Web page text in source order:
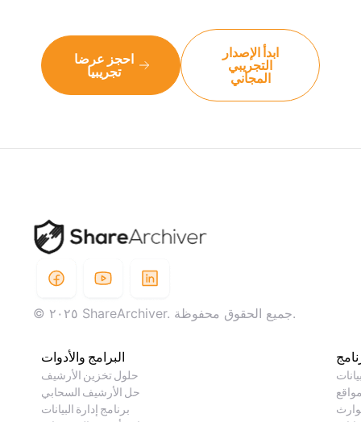
احجز عرضا
تجريبيا
ابدأ الإصدار
التجريبي
المجاني
© ٢٠٢٥ ShareArchiver. جميع الحقوق محفوظة.
البرامج والأدوات
حلول تخزين الأرشيف
حل الأرشيف السحابي
برنامج إدارة البيانات